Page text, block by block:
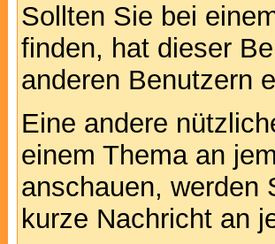
Sollten Sie bei
finden, hat dieser
anderen Benutzern
Eine andere
einem Thema an
anschauen, werden
kurze Nachricht an